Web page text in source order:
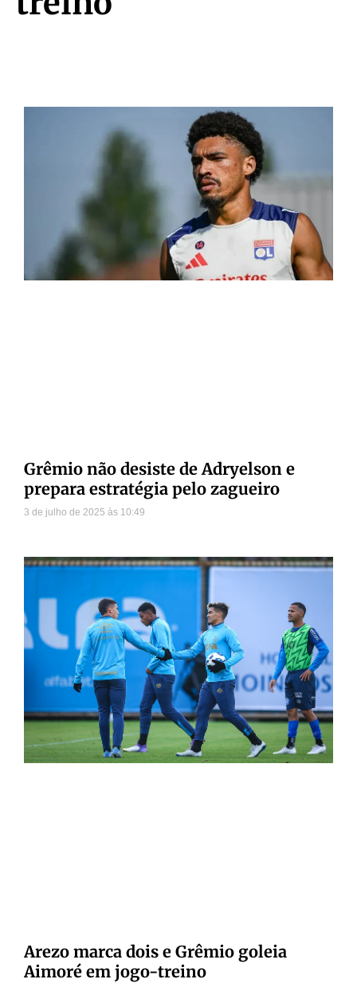
Grêmio não desiste de Adryelson e
prepara estratégia pelo zagueiro
3 de julho de 2025 10:49
Arezo marca dois e Grêmio goleia
Aimoré em jogo-treino